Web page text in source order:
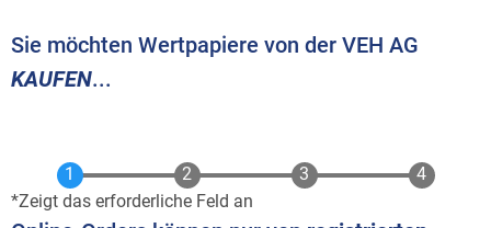
Sie möchten Wertpapiere von der VEH AG
KAUFEN...
Zeigt das erforderliche Feld an